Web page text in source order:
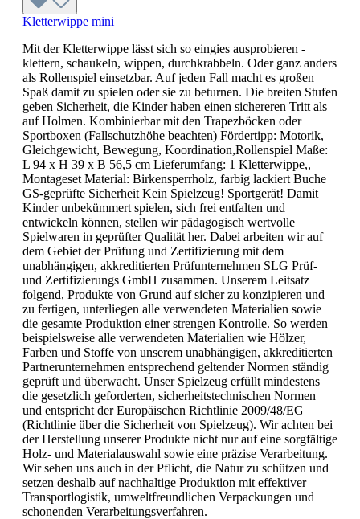
Kletterwippe mini
Mit der Kletterwippe lässt sich so eingies ausprobieren -
klettern, schaukeln, wippen, durchkrabbeln. Oder ganz anders
als Rollenspiel einsetzbar. Auf jeden Fall macht es großen
Spaß damit zu spielen oder sie zu beturnen. Die breiten Stufen
geben Sicherheit, die Kinder haben einen sichereren Tritt als
auf Holmen. Kombinierbar mit den Trapezböcken oder
Sportboxen (Fallschutzhöhe beachten) Fördertipp: Motorik,
Gleichgewicht, Bewegung, Koordination,Rollenspiel Maße:
L 94 x H 39 x B 56,5 cm Lieferumfang: 1 Kletterwippe,,
Montageset Material: Birkensperrholz, farbig lackiert Buche
GS-geprüfte Sicherheit Kein Spielzeug! Sportgerät! Damit
Kinder unbekümmert spielen, sich frei entfalten und
entwickeln können, stellen wir pädagogisch wertvolle
Spielwaren in geprüfter Qualität her. Dabei arbeiten wir auf
dem Gebiet der Prüfung und Zertifizierung mit dem
unabhängigen, akkreditierten Prüfunternehmen SLG Prüf-
und Zertifizierungs GmbH zusammen. Unserem Leitsatz
folgend, Produkte von Grund auf sicher zu konzipieren und
zu fertigen, unterliegen alle verwendeten Materialien sowie
die gesamte Produktion einer strengen Kontrolle. So werden
beispielsweise alle verwendeten Materialien wie Hölzer,
Farben und Stoffe von unserem unabhängigen, akkreditierten
Partnerunternehmen entsprechend geltender Normen ständig
geprüft und überwacht. Unser Spielzeug erfüllt mindestens
die gesetzlich geforderten, sicherheitstechnischen Normen
und entspricht der Europäischen Richtlinie 2009/48/EG
(Richtlinie über die Sicherheit von Spielzeug). Wir achten bei
der Herstellung unserer Produkte nicht nur auf eine sorgfältige
Holz- und Materialauswahl sowie eine präzise Verarbeitung.
Wir sehen uns auch in der Pflicht, die Natur zu schützen und
setzen deshalb auf nachhaltige Produktion mit effektiver
Transportlogistik, umweltfreundlichen Verpackungen und
schonenden Verarbeitungsverfahren.